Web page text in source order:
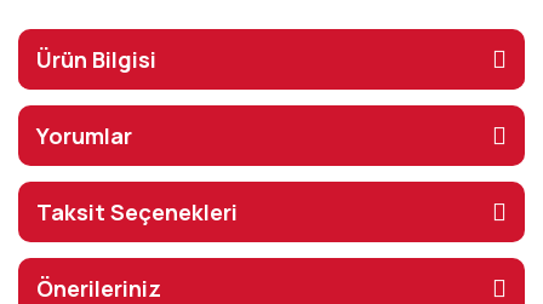
Ürün Bilgisi
Yorumlar
Taksit Seçenekleri
Önerileriniz